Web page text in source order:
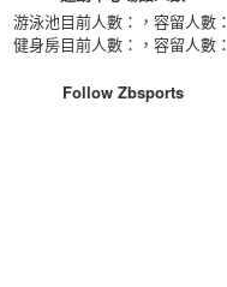
游泳池目前人數：
，容留人數：
健身房目前人數：
，容留人數：
Follow Zbsports